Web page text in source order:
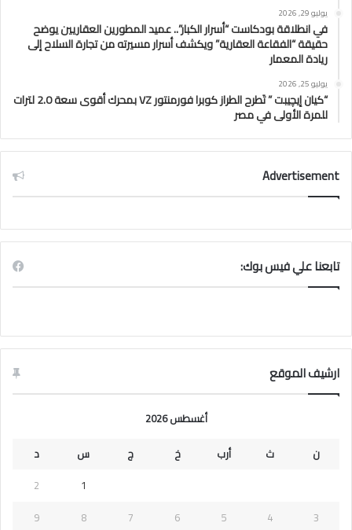
يوليو 29, 2026
في انطلاقة بودكاست “أسرار الكبار”.. عميد المطورين العقاريين يوضح
حقيقة “الفقاعة العقارية” ويكشف أسرار مسيرته من تجارة السلاح إلى
ريادة المعمار
يوليو 25, 2026
“كيان إيچيبت ” تَطرح الطراز كوبرا فورمنتور VZ بمحرك أقوى سعة 2.0 لترات
للمرة الأولى في مصر
Advertisement
تابعنا علي فيس بوك:
ارشيف الموقع
أغسطس 2026
ن
ث أرب خ ج س
د
1
2
3
4
5
6
7
8
9